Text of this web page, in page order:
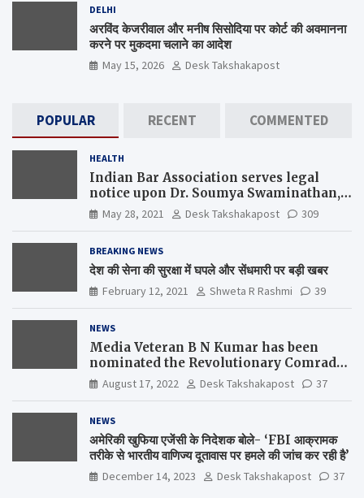
DELHI
अरविंद केजरीवाल और मनीष सिसोदिया पर कोर्ट की अवमानना
करने पर मुकदमा चलाने का आदेश
May 15, 2026 Desk Takshakapost
POPULAR RECENT COMMENTED
HEALTH
Indian Bar Association serves legal
notice upon Dr. Soumya Swaminathan,
the Chief Scientist, WHO
May 28, 2021 Desk Takshakapost 309
BREAKING NEWS
देश की सेना की सुरक्षा में घपले और सेंधमारी पर बड़ी खबर
February 12, 2021 Shweta R Rashmi 39
NEWS
Media Veteran B N Kumar has been
nominated the Revolutionary Comrade
Shiv Varma Media Award 2022-23
August 17, 2022 Desk Takshakapost 37
NEWS
अमेरिकी खुफिया एजेंसी के निदेशक बोले- ‘FBI आक्रामक
तरीके से भारतीय वाणिज्य दूतावास पर हमले की जांच कर रही है’
December 14, 2023 Desk Takshakapost 37